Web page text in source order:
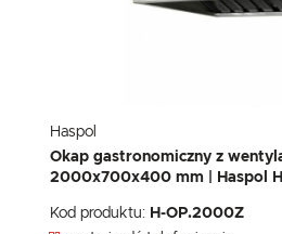
Haspol
Okap gastronomiczny z
2000x700x400 mm | Haspol
Kod produktu: H-OP.2000Z